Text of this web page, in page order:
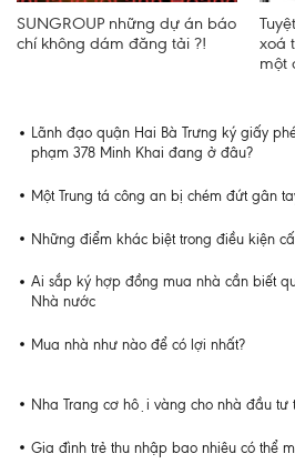
SUNGROUP những dự án báo
chí không dám đăng tải ?!
xoá
một
Lãnh đạo quận Hai Bà Trưng ký giấy
phạm 378 Minh Khai đang ở đâu?
Một Trung tá công an bị chém đứt gân
Những điểm khác biệt trong điều kiện
Ai sắp ký hợp đồng mua nhà cần biết
Nhà nước
Mua nhà như nào để có lợi nhất?
Nha Trang cơ hội vàng cho nhà đầu tư
Gia đình trẻ thu nhập bao nhiêu có thể